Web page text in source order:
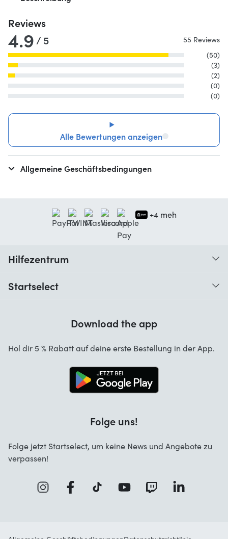
Reviews
4.9 / 5
55 Reviews
(50)
(3)
(2)
(0)
(0)
Alle Bewertungen anzeigen
Allgemeine Geschäftsbedingungen
+4 meh
Hilfezentrum
Startselect
Startselect App
Download the app
Hol dir 5 % Rabatt auf deine erste Bestellung in der App.
Folge uns!
Folge jetzt Startselect, um keine News und Angebote zu
verpassen!